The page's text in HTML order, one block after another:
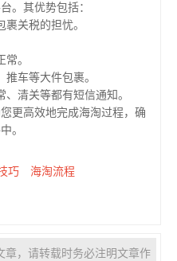
。其优势包括：
关税的担忧。
。
车等大件包裹。
清关等都有短信通知。
更高效地完成海淘过程，确
。
巧
海淘流程
章，请转载时务必注明文章作